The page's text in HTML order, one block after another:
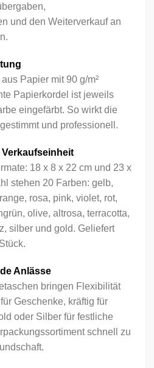
und den Weiterverkauf an
Papier mit 90 g/m²
Papierkordel ist jeweils
eingefärbt. So wirkt die
und professionell.
Verkaufseinheit
18 x 8 x 22 cm und 23 x
stehen 20 Farben: gelb,
rosa, pink, violet, rot,
olive, altrosa, terracotta,
silber und gold. Geliefert
Anlässe
bringen Flexibilität
Geschenke, kräftig für
oder Silber für festliche
schnell zu